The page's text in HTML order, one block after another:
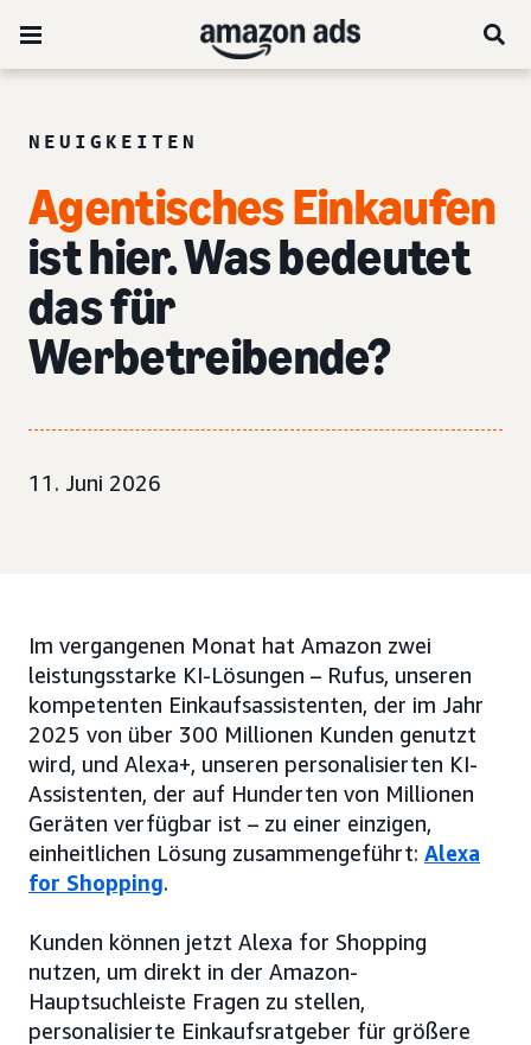
NEUIGKEITEN
Agentisches Einkaufen
ist hier. Was bedeutet
das für
Werbetreibende?
11. Juni 2026
Im vergangenen Monat hat Amazon zwei
leistungsstarke KI-Lösungen – Rufus, unseren
kompetenten Einkaufsassistenten, der im Jahr
2025 von über 300 Millionen Kunden genutzt
wird, und Alexa+, unseren personalisierten KI-
Assistenten, der auf Hunderten von Millionen
Geräten verfügbar ist – zu einer einzigen,
einheitlichen Lösung zusammengeführt: Alexa
for Shopping.
Kunden können jetzt Alexa for Shopping
nutzen, um direkt in der Amazon-
Hauptsuchleiste Fragen zu stellen,
personalisierte Einkaufsratgeber für größere